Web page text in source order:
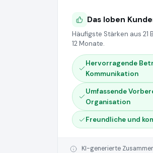
Das loben
Häufigste Stärken aus
12 Monate.
Hervorragende
Kommunikation
Umfassende
Organisation
Freundliche und
KI-generierte